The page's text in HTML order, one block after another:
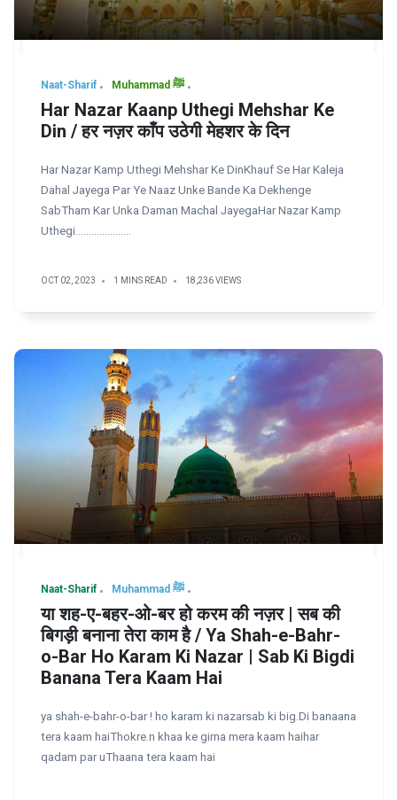
Naat-Sharif Muhammad ﷺ
Har Nazar Kaanp Uthegi Mehshar Ke
Din / हर नज़र काँप उठेगी मेहशर के दिन
Har Nazar Kamp Uthegi Mehshar Ke DinKhauf Se Har Kaleja
Dahal Jayega Par Ye Naaz Unke Bande Ka Dekhenge
SabTham Kar Unka Daman Machal JayegaHar Nazar Kamp
Uthegi…………………
OCT 02, 2023 1 MINS READ 18,236 VIEWS
Naat-Sharif Muhammad ﷺ
या शह-ए-बहर-ओ-बर हो करम की नज़र | सब की
बिगड़ी बनाना तेरा काम है / Ya Shah-e-Bahr-
o-Bar Ho Karam Ki Nazar | Sab Ki Bigdi
Banana Tera Kaam Hai
ya shah-e-bahr-o-bar ! ho karam ki nazarsab ki big.Di banaana
tera kaam haiThokre.n khaa ke girna mera kaam haihar
qadam par uThaana tera kaam hai